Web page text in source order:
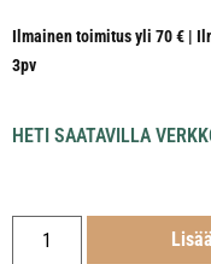
Ilmainen toimitus yli 70 € |
3pv
HETI SAATAVILLA